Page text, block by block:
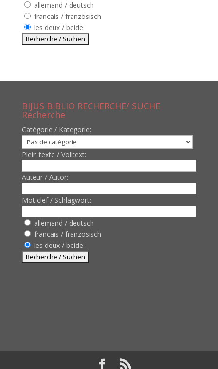
allemand / deutsch
francais / französisch
les deux / beide
BIJUS BIBLIO RECHERCHE/ SUCHE
Recherche
Catègorie / Kategorie:
Plein texte / Volltext:
Auteur / Autor:
Mot clef / Schlagwort:
allemand / deutsch
francais / französisch
les deux / beide